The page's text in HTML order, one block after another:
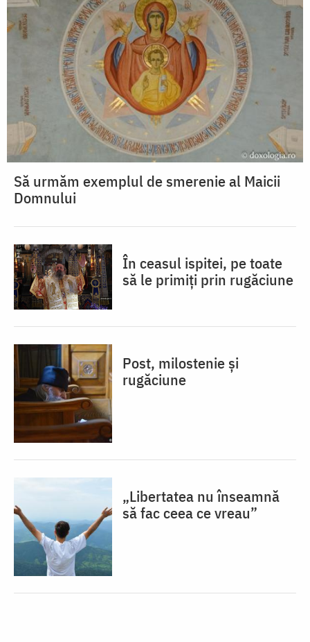
Să urmăm exemplul de smerenie al Maicii
Domnului
În ceasul ispitei, pe toate
să le primiți prin rugăciune
Post, milostenie și
rugăciune
„Libertatea nu înseamnă
să fac ceea ce vreau”